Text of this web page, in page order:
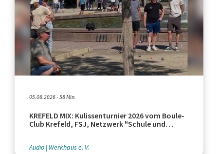
05.08.2026 - 58 Min.
KREFELD MIX: Kulissenturnier 2026 vom Boule-
Club Krefeld, FSJ, Netzwerk "Schule und
Audio Werkhaus e. V.